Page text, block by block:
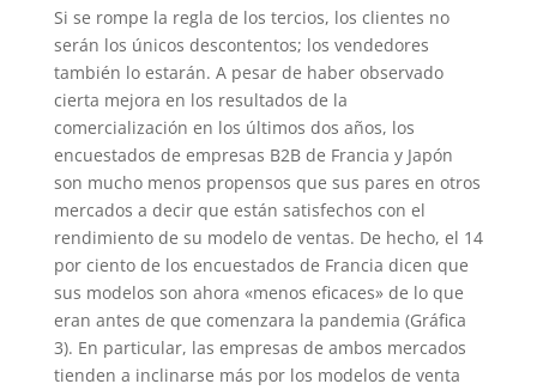
Si se rompe la regla de los tercios, los clientes no
serán los únicos descontentos; los vendedores
también lo estarán. A pesar de haber observado
cierta mejora en los resultados de la
comercialización en los últimos dos años, los
encuestados de empresas B2B de Francia y Japón
son mucho menos propensos que sus pares en otros
mercados a decir que están satisfechos con el
rendimiento de su modelo de ventas. De hecho, el 14
por ciento de los encuestados de Francia dicen que
sus modelos son ahora «menos eficaces» de lo que
eran antes de que comenzara la pandemia (Gráfica
3). En particular, las empresas de ambos mercados
tienden a inclinarse más por los modelos de venta